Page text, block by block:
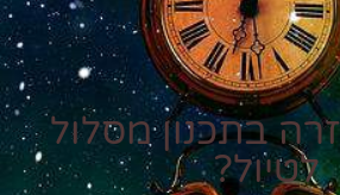
בתכנון מסלול
לטיול?